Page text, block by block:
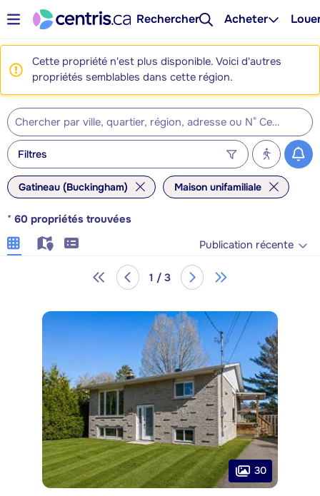
Rechercher Acheter
Cette propriété n'est plus disponible. Voici d'autres
propriétés semblables dans cette région.
Filtres
Gatineau (Buckingham) Maison unifamiliale
* 60 propriétés trouvées
Publication récente
1 / 3
30